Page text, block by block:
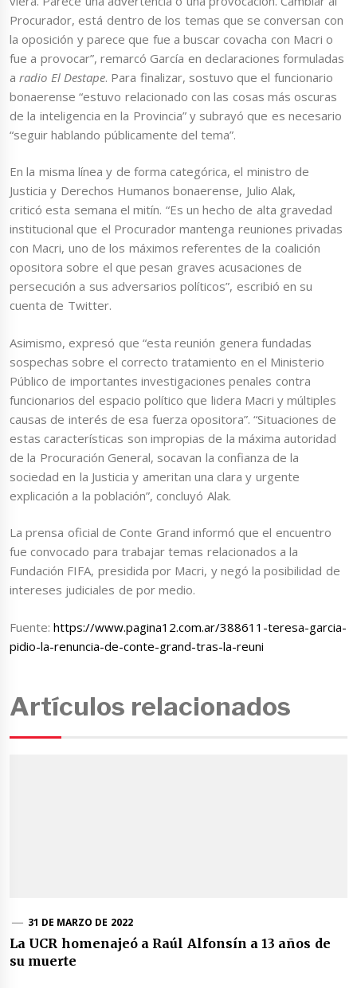
Procurador, está dentro de los temas que se conversan con
la oposición y parece que fue a buscar covacha con Macri o
fue a provocar”, remarcó García en declaraciones formuladas
aradio El Destape. Para finalizar, sostuvo que el funcionario
bonaerense “estuvo relacionado con las cosas más oscuras
de la inteligencia en la Provincia” y subrayó que es necesario
“seguir hablando públicamente del tema”.
En la misma línea y de forma categórica, el ministro de
Justicia y Derechos Humanos bonaerense, Julio Alak,
criticó esta semana el mitín. “Es un hecho de alta gravedad
institucional que el Procurador mantenga reuniones privadas
con Macri, uno de los máximos referentes de la coalición
opositora sobre el que pesan graves acusaciones de
persecución a sus adversarios políticos”, escribió en su
cuenta de Twitter.
Asimismo, expresó que “esta reunión genera fundadas
sospechas sobre el correcto tratamiento en el Ministerio
Público de importantes investigaciones penales contra
funcionarios del espacio político que lidera Macri y múltiples
causas de interés de esa fuerza opositora”. “Situaciones de
estas características son impropias de la máxima autoridad
de la Procuración General, socavan la confianza de la
sociedad en la Justicia y ameritan una clara y urgente
explicación a la población”, concluyó Alak.
La prensa oficial de Conte Grand informó que el encuentro
fue convocado para trabajar temas relacionados a la
Fundación FIFA, presidida por Macri, y negó la posibilidad de
intereses judiciales de por medio.
Fuente:https://www.pagina12.com.ar/388611-teresa-garcia-
pidio-la-renuncia-de-conte-grand-tras-la-reuni
Artículos relacionados
31 DE MARZO DE 2022
La UCR homenajeó a Raúl Alfonsín a 13 años de
su muerte